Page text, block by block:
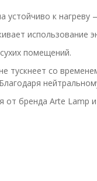
устойчиво к
использование
помещений.
со
от бренда Arte